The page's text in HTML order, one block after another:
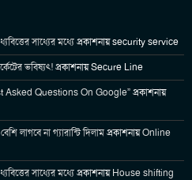
সাধ্যের মধ্যেপ্রকাশনায়security service
ভবিষ্যৎ!প্রকাশনায়Secure Line
Asked Questions On Google”প্রকাশনায়
লাগবে না গ্যারান্টি দিলামপ্রকাশনায়Online
সাধ্যের মধ্যেপ্রকাশনায়House shifting